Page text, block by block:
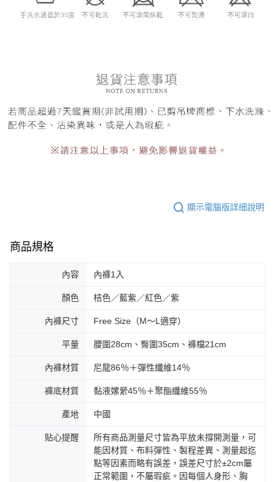
顯示電腦版詳細說明
商品規格
內容 內褲1入
顏色 桔色／藍紫／紅色／紫
內褲尺寸 Free Size（M～L適穿）
平量 腰圍28cm、臀圍35cm、褲檔21cm
內褲材質 尼龍86％＋彈性纖維14％
褲底材質 黏液嫘縈45％＋聚酯纖維55％
產地 中國
貼心提醒
所有商品測量尺寸皆為平放未撐開測量，可
能因材質、布料彈性、製程差異、測量起迄
點等因素而略有誤差，誤差尺寸於±2cm屬
正常範圍，不屬瑕疵。因每個人身形、胸